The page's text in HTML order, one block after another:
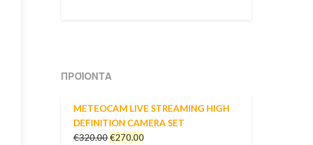
ΠΡΟΪΌΝΤΑ
METEOCAM LIVE STREAMING HIGH
DEFINITION CAMERA SET
€320.00€270.00